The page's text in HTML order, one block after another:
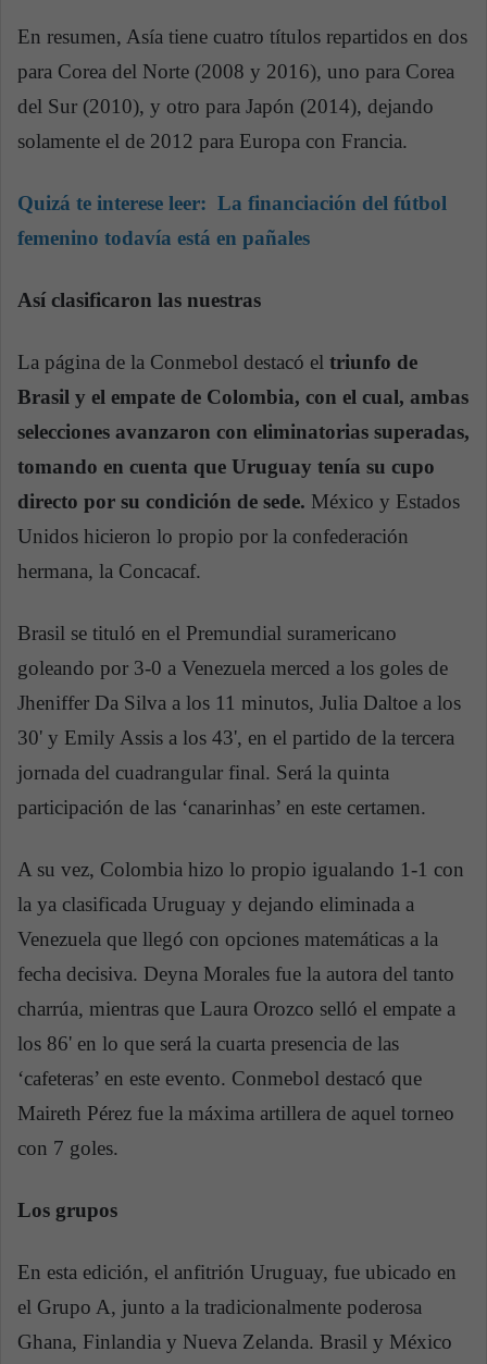
En resumen, Asía tiene cuatro títulos repartidos en dos
para Corea del Norte (2008 y 2016), uno para Corea
del Sur (2010), y otro para Japón (2014), dejando
solamente el de 2012 para Europa con Francia.
Quizá te interese leer: La financiación del fútbol
femenino todavía está en pañales
Así clasificaron las nuestras
La página de la Conmebol destacó el triunfo de
Brasil y el empate de Colombia, con el cual, ambas
selecciones avanzaron con eliminatorias superadas,
tomando en cuenta que Uruguay tenía su cupo
directo por su condición de sede. México y Estados
Unidos hicieron lo propio por la confederación
hermana, la Concacaf.
Brasil se tituló en el Premundial suramericano
goleando por 3-0 a Venezuela merced a los goles de
Jheniffer Da Silva a los 11 minutos, Julia Daltoe a los
30' y Emily Assis a los 43', en el partido de la tercera
jornada del cuadrangular final. Será la quinta
participación de las ‘canarinhas’ en este certamen.
A su vez, Colombia hizo lo propio igualando 1-1 con
la ya clasificada Uruguay y dejando eliminada a
Venezuela que llegó con opciones matemáticas a la
fecha decisiva. Deyna Morales fue la autora del tanto
charrúa, mientras que Laura Orozco selló el empate a
los 86' en lo que será la cuarta presencia de las
‘cafeteras’ en este evento. Conmebol destacó que
Maireth Pérez fue la máxima artillera de aquel torneo
con 7 goles.
Los grupos
En esta edición, el anfitrión Uruguay, fue ubicado en
el Grupo A, junto a la tradicionalmente poderosa
Ghana, Finlandia y Nueva Zelanda. Brasil y México